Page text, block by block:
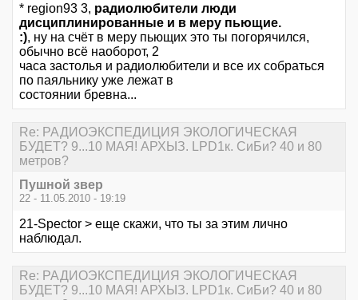
* region93 3, радиолюбители люди
дисциплинированные и в меру пьющие.
:), ну на счёт в меру пьющих это ты погорячился,
обычно всё наоборот, 2
часа застолья и радиолюбители и все их собраться
по паяльнику уже лежат в
состоянии бревна...
Re: РАДИОЭКСПЕДИЦИЯ ЭКОЛОГИЧЕСКАЯ
БУДЕТ? 9...10 МАЯ! АРХЫЗ. LPD1к. СиБи? 40 и 80
метров?
Пушной звер
22 - 11.05.2010 - 19:19
21-Spector > еще скажи, что ты за этим лично
наблюдал.
Re: РАДИОЭКСПЕДИЦИЯ ЭКОЛОГИЧЕСКАЯ
БУДЕТ? 9...10 МАЯ! АРХЫЗ. LPD1к. СиБи? 40 и 80